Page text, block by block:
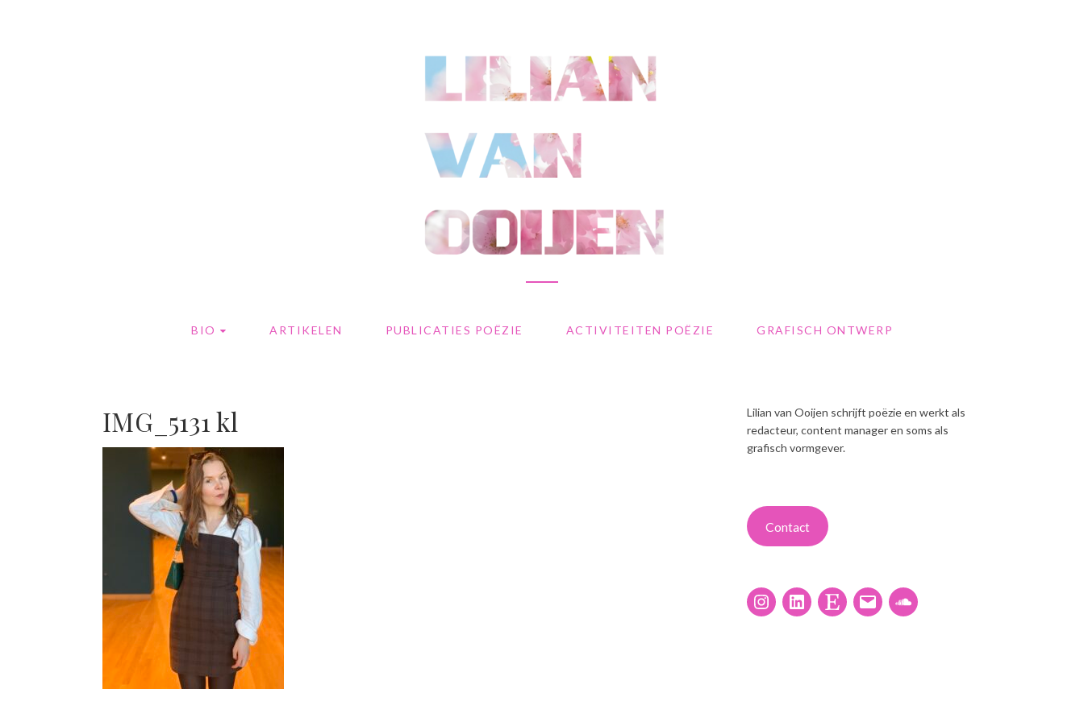
BIO ARTIKELEN PUBLICATIES POËZIE ACTIVITEITEN POËZIE GRAFISCH ONTWERP
IMG_5131 kl
Lilian van Ooijen schrijft poëzie en werkt als
redacteur, content manager en soms als
grafisch vormgever.
Contact